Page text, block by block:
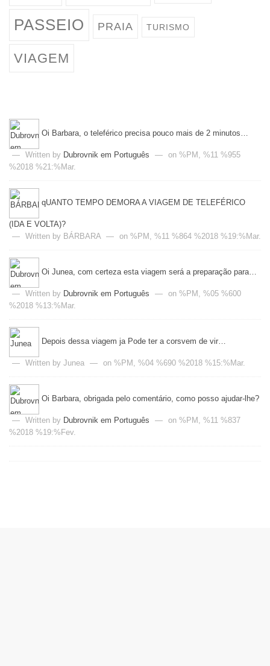
PASSEIO PRAIA TURISMO
VIAGEM
Oi Barbara, o teleférico precisa pouco mais de 2 minutos…
— Written by Dubrovnik em Português — on %PM, %11 %955
%2018 %21:%Mar.
qUANTO TEMPO DEMORA A VIAGEM DE TELEFÉRICO
(IDA E VOLTA)?
— Written by BÁRBARA — on %PM, %11 %864 %2018 %19:%Mar.
Oi Junea, com certeza esta viagem será a preparação para…
— Written by Dubrovnik em Português — on %PM, %05 %600
%2018 %13:%Mar.
Depois dessa viagem ja Pode ter a corsvem de vir…
— Written by Junea — on %PM, %04 %690 %2018 %15:%Mar.
Oi Barbara, obrigada pelo comentário, como posso ajudar-lhe?
— Written by Dubrovnik em Português — on %PM, %11 %837
%2018 %19:%Fev.